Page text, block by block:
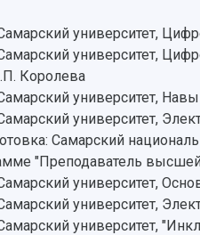
университет,
университет,
Королева
университет,
университет,
Самарский
"Преподаватель
университет,
университет,
университет,